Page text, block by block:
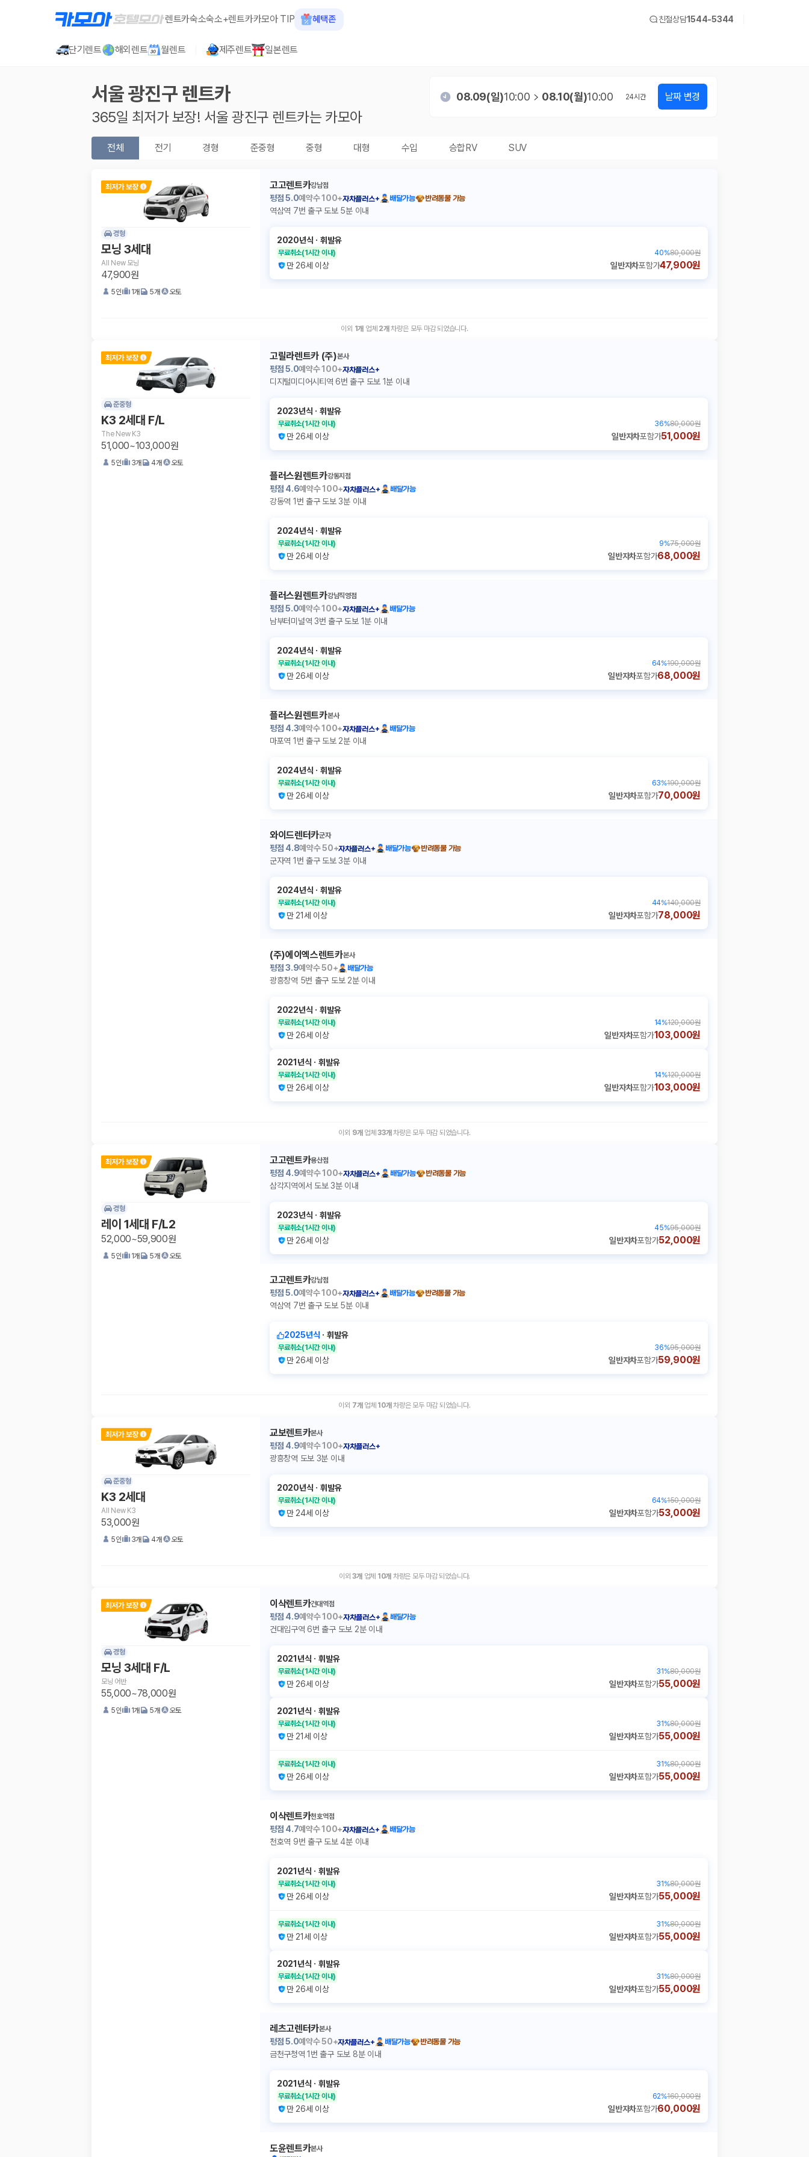
렌트카숙소숙소+렌트카카모아 TIP 혜택존 친절상담1544-5344
단기렌트 해외렌트 월렌트 제주렌트 일본렌트
서울 광진구 렌트카
365일 최저가 보장! 서울 광진구 렌트카는 카모아
08.09(일)10:00 08.10(월)10:00 24시간 날짜 변경
전체 전기 경형 준중형 중형 대형 수입 승합RV SUV
경형
모닝 3세대
All New 모닝
47,900원
5인 1개 5개 오토
고고렌트카강남점
평점5.0예약수100+자차플러스+ 배달가능 반려동물 가능
역삼역 7번 출구 도보 5분 이내
2020년식 ㆍ휘발유
무료취소(1시간 이내) 40%80,000원
만 26세 이상 일반자차포함가47,900원
이외 1개 업체 2개 차량은 모두 마감 되었습니다.
준중형
K3 2세대 F/L
The New K3
51,000~103,000원
5인 3개 4개 오토
고릴라렌트카 (주)본사
평점5.0예약수100+자차플러스+
디지털미디어시티역 6번 출구 도보 1분 이내
2023년식 ㆍ휘발유
무료취소(1시간 이내) 36%80,000원
만 26세 이상 일반자차포함가51,000원
플러스원렌트카강동지점
평점 4.6예약수100+자차플러스+ 배달가능
강동역 1번 출구 도보 3분 이내
2024년식 ㆍ휘발유
무료취소(1시간 이내) 9%75,000원
만 26세 이상 일반자차포함가68,000원
플러스원렌트카강남직영점
평점5.0예약수100+자차플러스+ 배달가능
남부터미널역 3번 출구 도보 1분 이내
2024년식 ㆍ휘발유
무료취소(1시간 이내) 64%190,000원
만 26세 이상 일반자차포함가68,000원
플러스원렌트카본사
평점 4.3예약수100+자차플러스+ 배달가능
마포역 1번 출구 도보 2분 이내
2024년식 ㆍ휘발유
무료취소(1시간 이내) 63%190,000원
만 26세 이상 일반자차포함가70,000원
와이드렌터카군자
평점 4.8예약수50+자차플러스+ 배달가능 반려동물 가능
군자역 1번 출구 도보 3분 이내
2024년식 ㆍ휘발유
무료취소(1시간 이내) 44%140,000원
만 21세 이상 일반자차포함가78,000원
(주)에이엑스렌트카본사
평점3.9예약수50+ 배달가능
광흥창역 5번 출구 도보 2분 이내
2022년식 ㆍ휘발유
무료취소(1시간 이내) 14%120,000원
만 26세 이상 일반자차포함가103,000원
2021년식 ㆍ휘발유
무료취소(1시간 이내) 14%120,000원
만 26세 이상 일반자차포함가103,000원
이외 9개 업체33개 차량은 모두 마감 되었습니다.
경형
레이 1세대 F/L2
52,000~59,900원
5인 1개 5개 오토
고고렌트카용산점
평점 4.9예약수100+자차플러스+ 배달가능 반려동물 가능
삼각지역에서 도보 3분 이내
2023년식 ㆍ휘발유
무료취소(1시간 이내) 45%95,000원
만 26세 이상 일반자차포함가52,000원
고고렌트카강남점
평점5.0예약수100+자차플러스+ 배달가능 반려동물 가능
역삼역 7번 출구 도보 5분 이내
2025년식 ㆍ휘발유
무료취소(1시간 이내) 36%95,000원
만 26세 이상 일반자차포함가59,900원
이외 7개 업체 10개 차량은 모두 마감 되었습니다.
준중형
K3 2세대
All New K3
53,000원
5인 3개 4개 오토
교보렌트카본사
평점 4.9예약수100+자차플러스+
광흥창역 도보 3분 이내
2020년식 ㆍ휘발유
무료취소(1시간 이내) 64%150,000원
만 24세 이상 일반자차포함가53,000원
이외3개 업체 10개 차량은 모두 마감 되었습니다.
경형
모닝 3세대 F/L
모닝 어반
55,000~78,000원
5인 1개 5개 오토
이삭렌트카건대역점
평점 4.9예약수100+자차플러스+ 배달가능
건대입구역 6번 출구 도보 2분 이내
2021년식 ㆍ휘발유
무료취소(1시간 이내) 31 %80,000원
만 26세 이상 일반자차포함가55,000원
2021년식 ㆍ휘발유
무료취소(1시간 이내) 31 %80,000원
만 21세 이상 일반자차포함가55,000원
무료취소(1시간 이내) 31 %80,000원
만 26세 이상 일반자차포함가55,000원
이삭렌트카천호역점
평점 4.7예약수100+자차플러스+ 배달가능
천호역 9번 출구 도보 4분 이내
2021년식 ㆍ휘발유
무료취소(1시간 이내) 31 %80,000원
만 26세 이상 일반자차포함가55,000원
무료취소(1시간 이내) 31 %80,000원
만 21세 이상 일반자차포함가55,000원
2021년식 ㆍ휘발유
무료취소(1시간 이내) 31 %80,000원
만 26세 이상 일반자차포함가55,000원
레츠고렌터카본사
평점5.0예약수50+자차플러스+ 배달가능 반려동물 가능
금천구청역 1번 출구 도보 8분 이내
2021년식 ㆍ휘발유
무료취소(1시간 이내) 62%160,000원
만 26세 이상 일반자차포함가60,000원
도윤렌트카본사